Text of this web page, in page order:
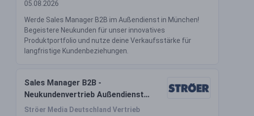
05.08.2026
Werde Sales Manager B2B im Außendienst in München!
Begeistere Neukunden für unser innovatives
Produktportfolio und nutze deine Verkaufsstärke für
langfristige Kundenbeziehungen.
Sales Manager B2B -
Neukundenvertrieb Außendienst
(m/w/d)
Ströer Media Deutschland Vertrieb